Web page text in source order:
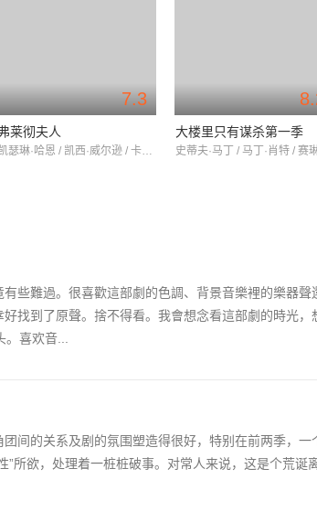
7.3
莱彻夫人
凯瑟琳·哈恩 / 凯西·威尔逊 / 卡梅隆·伯艾斯
大楼里只有谋杀第一季
些難過。很喜歡這部劇的色調、背景音樂裡的樂器
好找到了原聲。捨不得看。我會想念看這部劇的時
喜欢音...
间的关系及剧的氛围塑造得很好，特别在前两季，一
所欲，处理着一桩桩破事。对常人来说，这是个荒诞